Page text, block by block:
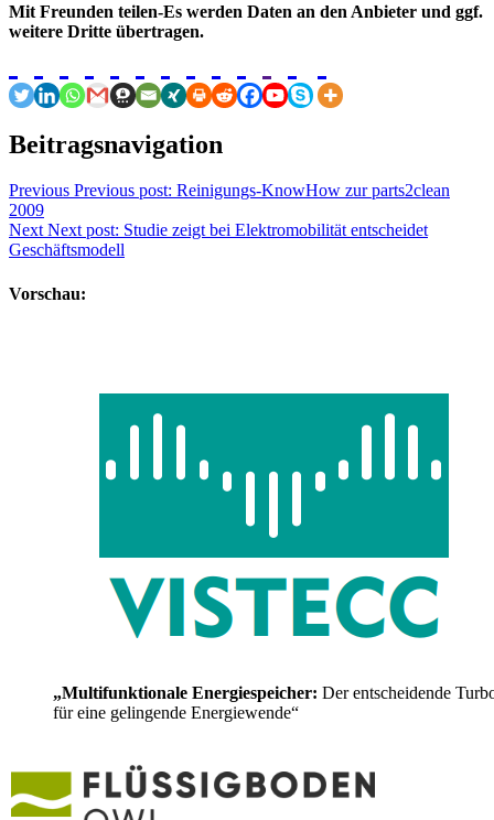
Mit Freunden teilen-Es werden Daten an den Anbieter und ggf.
weitere Dritte übertragen.
Beitragsnavigation
Previous Previous post: Reinigungs-KnowHow zur parts2clean
2009
Next Next post: Studie zeigt bei Elektromobilität entscheidet
Geschäftsmodell
Vorschau:
„Multifunktionale Energiespeicher: Der entscheidende
für eine gelingende Energiewende“